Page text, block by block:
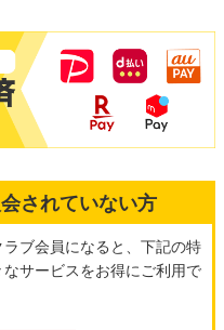
されていない方
ラブ会員になると、下記の特
サービスをお得にご利用で